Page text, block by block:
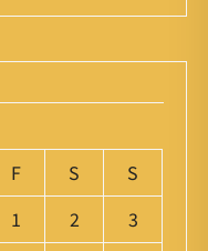
F S
S
1
2
3